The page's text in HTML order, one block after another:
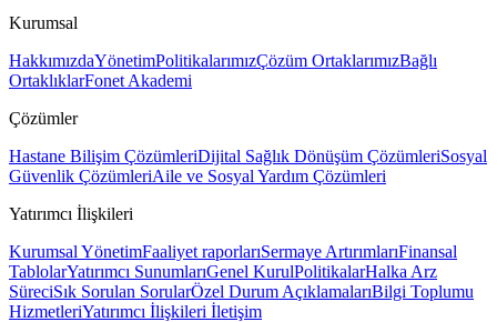
Kurumsal
HakkımızdaYönetimPolitikalarımızÇözüm OrtaklarımızBağlı
OrtaklıklarFonet Akademi
Çözümler
Hastane Bilişim ÇözümleriDijital Sağlık Dönüşüm ÇözümleriSosyal
Güvenlik ÇözümleriAile ve Sosyal Yardım Çözümleri
Yatırımcı İlişkileri
Kurumsal YönetimFaaliyet raporlarıSermaye ArtırımlarıFinansal
TablolarYatırımcı SunumlarıGenel KurulPolitikalarHalka Arz
SüreciSık Sorulan SorularÖzel Durum AçıklamalarıBilgi Toplumu
HizmetleriYatırımcı İlişkileri İletişim